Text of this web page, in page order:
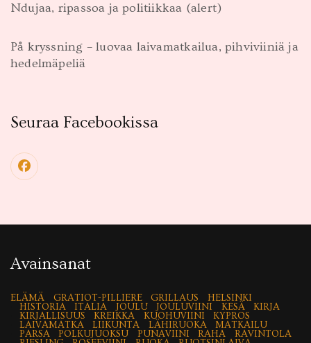
Ndujaa, ripassoa ja politiikkaa (alert)
På kryssning – luovaa laivamatkailua, pihviviiniä ja
hedelmäpeliä
Seuraa Facebookissa
Avainsanat
ELÄMÄ GRATIOT-PILLIERE GRILLAUS
HELSINKI
HISTORIA
ITALIA JOULU JOULUVIINI KESÄ
KIRJA
KIRJALLISUUS
KREIKKA KUOHUVIINI
KYPROS
LAIVAMATKA
LIIKUNTA LÄHIRUOKA
MATKAILU
PARSA
POLKUJUOKSU PUNAVIINI RAHA
RAVINTOLA